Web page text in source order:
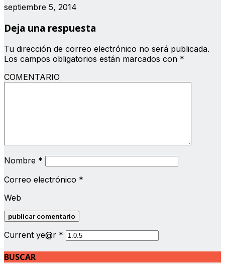
septiembre 5, 2014
Deja una respuesta
Tu dirección de correo electrónico no será publicada.
Los campos obligatorios están marcados con *
COMENTARIO
Nombre *
Correo electrónico *
Web
Current ye@r *
BUSCAR